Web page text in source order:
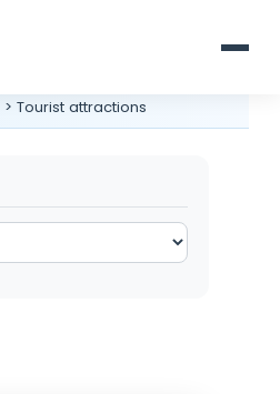
> Tourist attractions